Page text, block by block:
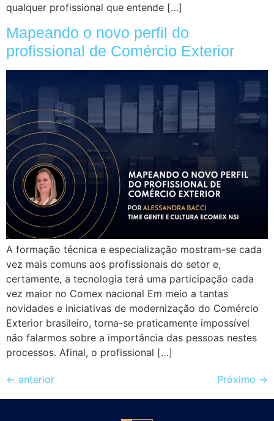
qualquer profissional que entende […]
Mapeando o novo perfil do
profissional de Comércio Exterior
A formação técnica e especialização mostram-se cada
vez mais comuns aos profissionais do setor e,
certamente, a tecnologia terá uma participação cada
vez maior no Comex nacional Em meio a tantas
novidades e iniciativas de modernização do Comércio
Exterior brasileiro, torna-se praticamente impossível
não falarmos sobre a importância das pessoas nestes
processos. Afinal, o profissional […]
← anterior Próximo →